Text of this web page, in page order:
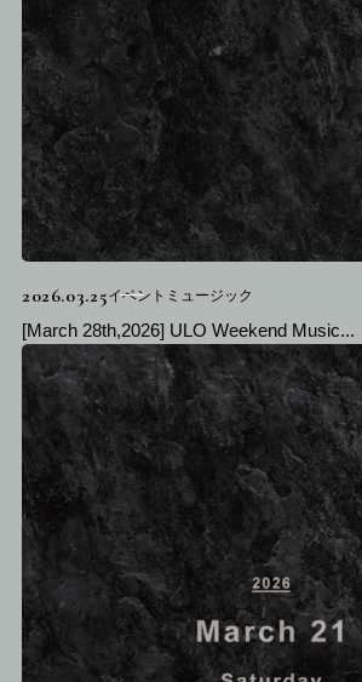
2026.03.25イベントミュージック
[March 28th,2026] ULO Weekend Music...